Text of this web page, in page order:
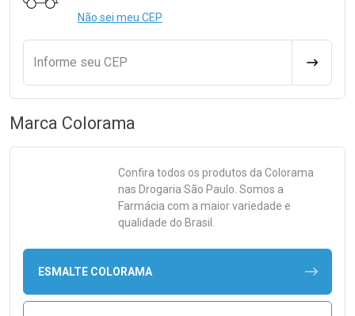
Não sei meu CEP
Informe seu CEP
Marca Colorama
Confira todos os produtos da Colorama
nas Drogaria São Paulo. Somos a
Farmácia com a maior variedade e
qualidade do Brasil.
ESMALTE COLORAMA